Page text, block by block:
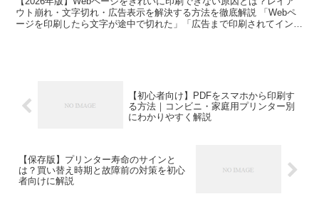
ウト崩れ・文字切れ・広告表示を解決する方法を徹底解説 「Webペ
ージを印刷したら文字が途中で切れた」「広告まで印刷されてインク
【初心者向け】PDFをスマホから印刷す
る方法｜コンビニ・家庭用プリンター別
にわかりやすく解説
【保存版】プリンター寿命のサインと
は？買い替え時期と故障前の対策を初心
者向けに解説